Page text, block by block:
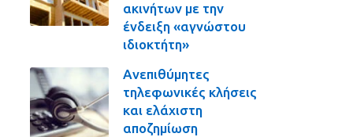
ακινήτων με την
ένδειξη «αγνώστου
ιδιοκτήτη»
Ανεπιθύμητες
τηλεφωνικές κλήσεις
και ελάχιστη
αποζημίωση